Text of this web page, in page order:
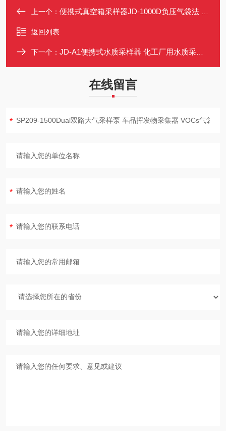
上一个： 便携式真空箱采样器JD-1000D负压气袋法 挥发性有机物VOCs采样用
返回列表
下一个： JD-A1便携式水质采样器 化工厂用水质采样 污水采集装置 采样器
在线留言